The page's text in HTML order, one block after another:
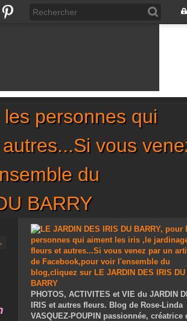
personnes qui
vous
du
BARRY
PHOTOS, ACTIVITES et VIE du JARDIN
IRIS et autres fleurs. Blog de Rose-Linda
VASQUEZ-POUPIN passionnée, créatrice